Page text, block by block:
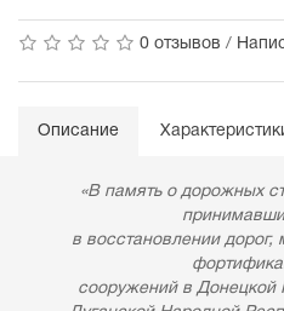
0 отзывов /
Описание
«В память о дорожных
в восстановлении дорог,
сооружений в Донецкой